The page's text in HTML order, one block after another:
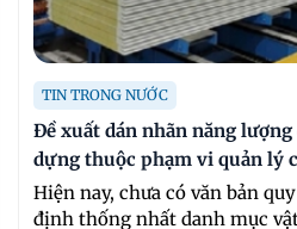
TIN TRONG NƯỚC
Đề xuất dán nhãn năng
dựng thuộc phạm vi quản lý
Hiện nay, chưa có văn bản
định thống nhất danh mục